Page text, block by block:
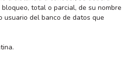
total o parcial, de su nombre
usuario del banco de datos que